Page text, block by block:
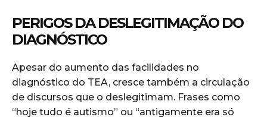
PERIGOS DA DESLEGITIMAÇÃO DO
DIAGNÓSTICO
Apesar do aumento das facilidades no
diagnóstico do TEA, cresce também a circulação
de discursos que o deslegitimam. Frases como
“hoje tudo é autismo” ou “antigamente era só